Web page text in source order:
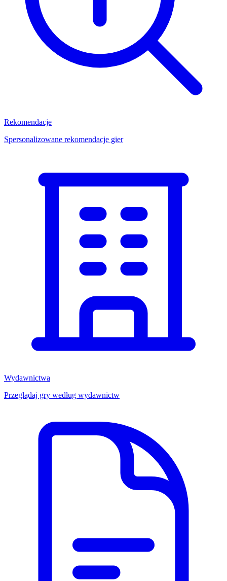
Rekomendacje
Spersonalizowane rekomendacje gier
Wydawnictwa
Przeglądaj gry według wydawnictw